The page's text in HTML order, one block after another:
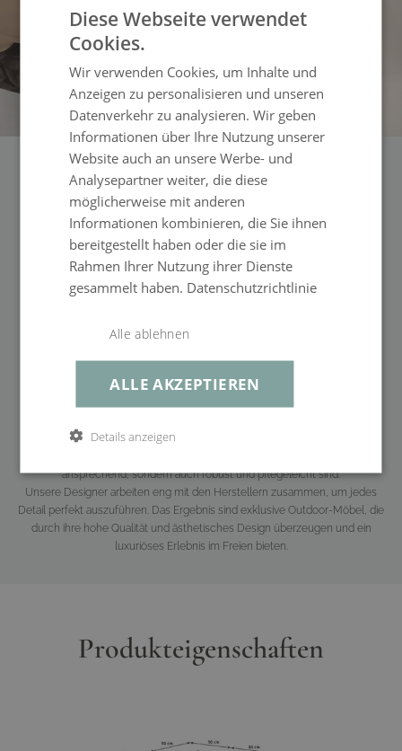
designed by
InHouse
Design Studio
exzellentes Fachwissen und kreative Kompetenz, um stilvolle und
Möbelstücke, die höchsten Qualitätsstandards sowie Anforderungen an
Trends, integrieren wir innovative Materialien und fortschrittliche
ansprechend, sondern auch robust und pflegeleicht sind.
Unsere Designer arbeiten eng mit den Herstellern zusammen, um jedes
Detail perfekt auszuführen. Das Ergebnis sind exklusive Outdoor-Möbel, die
durch ihre hohe Qualität und ästhetisches Design überzeugen und ein
luxuriöses Erlebnis im Freien bieten.
Produkteigenschaften
Diese Webseite verwendet
Cookies.
Wir verwenden Cookies, um Inhalte und
Anzeigen zu personalisieren und unseren
Datenverkehr zu analysieren. Wir geben
Informationen über Ihre Nutzung unserer
Website auch an unsere Werbe- und
Analysepartner weiter, die diese
möglicherweise mit anderen
Informationen kombinieren, die Sie ihnen
bereitgestellt haben oder die sie im
Rahmen Ihrer Nutzung ihrer Dienste
gesammelt haben. Datenschutzrichtlinie
ALLE AKZEPTIEREN
Alle ablehnen
Details anzeigen